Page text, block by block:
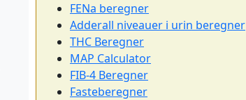
FENa beregner
Adderall niveauer i urin beregner
THC Beregner
MAP Calculator
FIB-4 Beregner
Fasteberegner